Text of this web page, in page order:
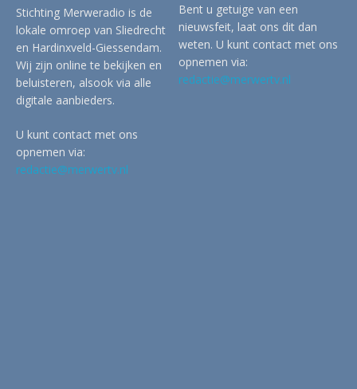
Stichting Merweradio is de
lokale omroep van Sliedrecht
en Hardinxveld-Giessendam.
Wij zijn online te bekijken en
beluisteren, alsook via alle
digitale aanbieders.
U kunt contact met ons
opnemen via:
redactie@merwertv.nl
Bent u getuige van een
nieuwsfeit, laat ons dit dan
weten. U kunt contact met ons
opnemen via:
redactie@merwertv.nl